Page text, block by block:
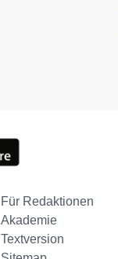
Für Redaktionen
Akademie
Textversion